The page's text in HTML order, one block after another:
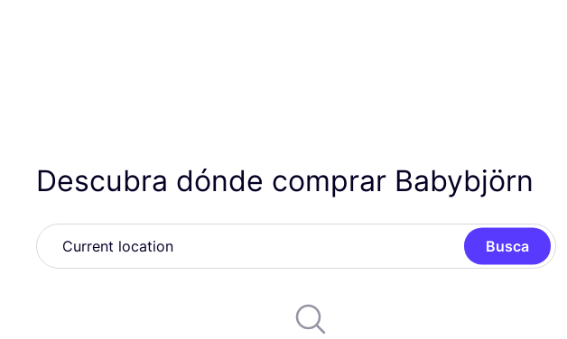
Descubra dónde comprar Babybjörn
Busca